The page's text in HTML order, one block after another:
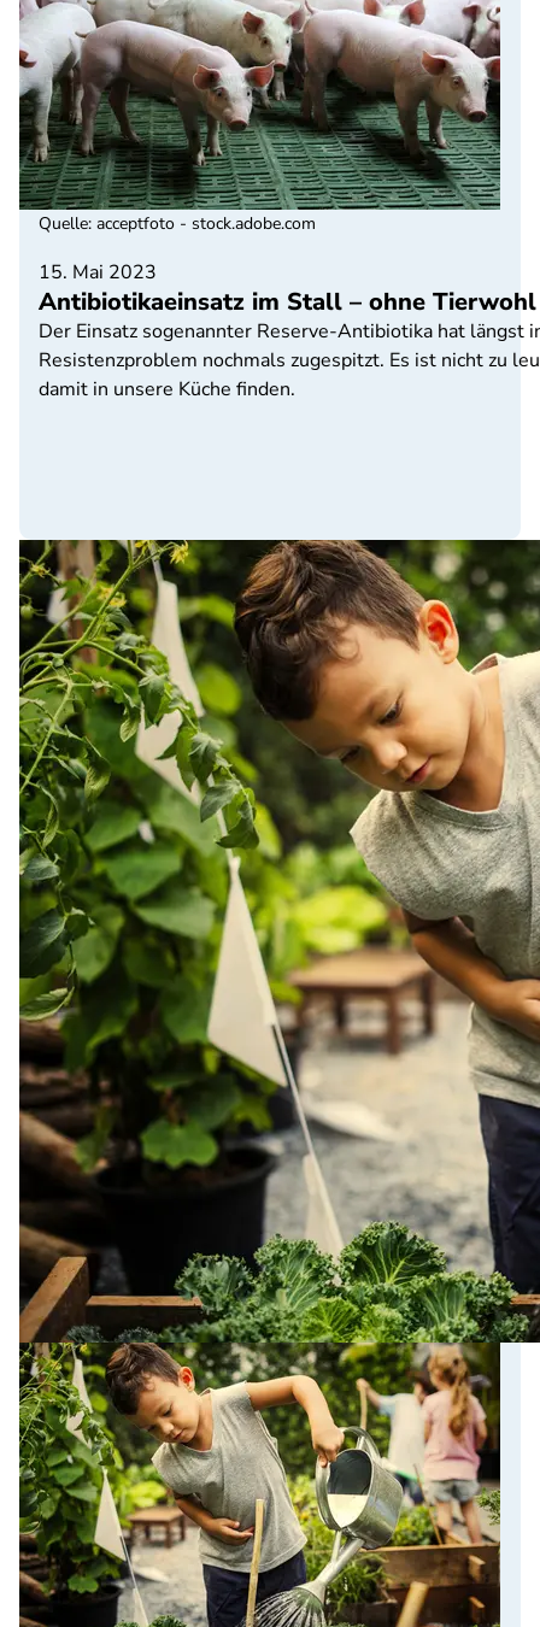
15. Mai 2023
Antibiotikaeinsatz im Stall – ohne
Der Einsatz sogenannter Reserve-Antibiotika hat längst
Resistenzproblem nochmals zugespitzt. Es ist nicht zu
damit in unsere Küche finden.
Quelle: acceptfoto - stock.adobe.com